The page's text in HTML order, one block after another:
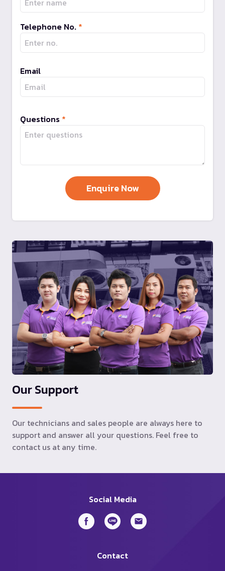
Telephone No. *
Email
Questions *
Our Support
Our technicians and sales people are always here to
support and answer all your questions. Feel free to
contact us at any time.
Social Media
Contact